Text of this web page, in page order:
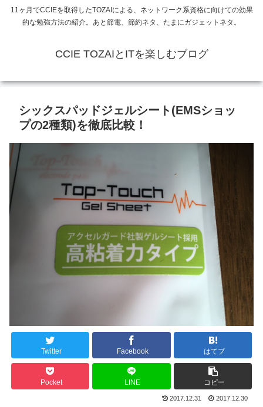
11ヶ月でCCIEを取得したTOZAIによる、ネットワーク系資格に向けての効果
的な勉強方法の紹介。あと節電、節約ネタ、たまにガジェットネタ。
CCIE TOZAIとITを楽しむブログ
シックスパッドジェルシート(EMSショッ
プの2種類)を徹底比較！
Twitter Facebook はてブ
Pocket LINE コピー
2017.12.31 2017.12.30